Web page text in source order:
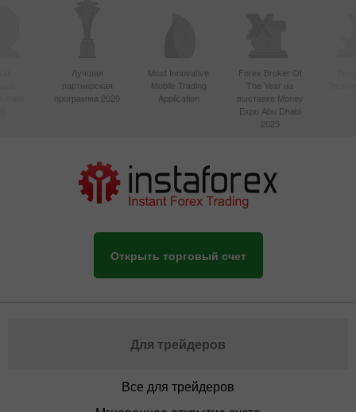
Лучшая
партнерская
программа 2020
Most Innovative
Mobile Trading
Application
Forex Broker Of
The Year на
выставке Money
Expo Abu Dhabi
2025
Открыть торговый счет
Для трейдеров
Все для трейдеров